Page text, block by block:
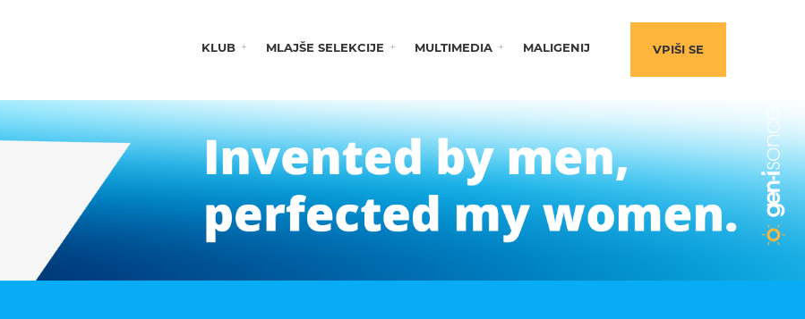
KLUB MLAJŠE SELEKCIJE MULTIMEDIA MALIGENIJ VPIŠI SE